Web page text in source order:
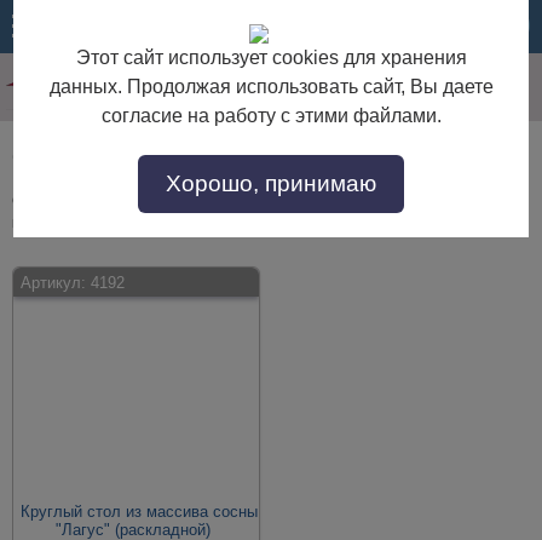
Садовая мебель круглые
Садовая мебель круглые по выгодной цене. Покупайте в интернет-
Артикул: 4192
Круглый стол из массива сосны
"Лагус" (раскладной)
Этот сайт использует cookies для хранения
данных. Продолжая использовать сайт, Вы даете
согласие на работу с этими файлами.
Хорошо, принимаю